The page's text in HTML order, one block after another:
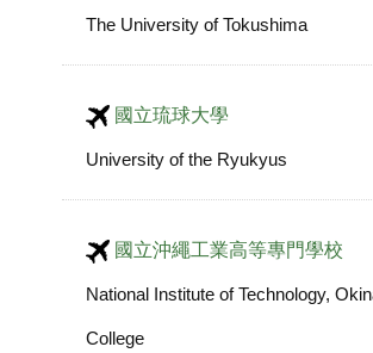
The University of Tokushima
國立琉球大學
University of the Ryukyus
國立沖繩工業高等專門學校
National Institute of Technology,
College